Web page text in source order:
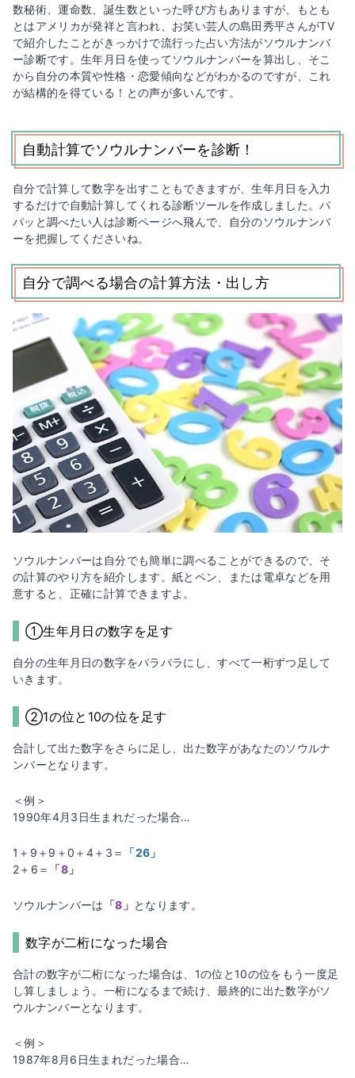
数秘術、運命数、誕生数といった呼び方もありますが、もとも
とはアメリカが発祥と言われ、お笑い芸人の島田秀平さんがTV
で紹介したことがきっかけで流行った占い方法がソウルナンバ
ー診断です。生年月日を使ってソウルナンバーを算出し、そこ
から自分の本質や性格・恋愛傾向などがわかるのですが、これ
が結構的を得ている！との声が多いんです。
自動計算でソウルナンバーを診断！
自分で計算して数字を出すこともできますが、生年月日を入力
するだけで自動計算してくれる診断ツールを作成しました。パ
パッと調べたい人は診断ページへ飛んで、自分のソウルナンバ
ーを把握してくださいね。
自分で調べる場合の計算方法・出し方
ソウルナンバーは自分でも簡単に調べることができるので、そ
の計算のやり方を紹介します。紙とペン、または電卓などを用
意すると、正確に計算できますよ。
①生年月日の数字を足す
自分の生年月日の数字をバラバラにし、すべて一桁ずつ足して
いきます。
②1の位と10の位を足す
合計して出た数字をさらに足し、出た数字があなたのソウルナ
ンバーとなります。
＜例＞
1990年4月3日生まれだった場合…
1＋9＋9＋0＋4＋3＝
「26」
2＋6＝
「8」
ソウルナンバーは 「8」 となります。
数字が二桁になった場合
合計の数字が二桁になった場合は、1の位と10の位をもう一度足
し算しましょう。一桁になるまで続け、最終的に出た数字がソ
ウルナンバーとなります。
＜例＞
1987年8月6日生まれだった場合…